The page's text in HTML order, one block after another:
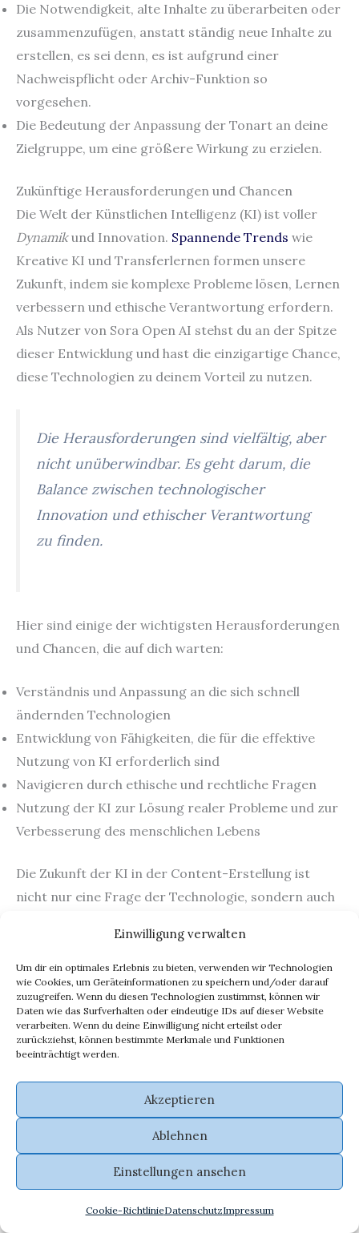
Einwilligung verwalten
Um dir ein optimales Erlebnis zu bieten, verwenden wir Technologien
wie Cookies, um Geräteinformationen zu speichern und/oder darauf
zuzugreifen. Wenn du diesen Technologien zustimmst, können wir
Daten wie das Surfverhalten oder eindeutige IDs auf dieser Website
verarbeiten. Wenn du deine Einwilligung nicht erteilst oder
zurückziehst, können bestimmte Merkmale und Funktionen
beeinträchtigt werden.
Akzeptieren
Ablehnen
Einstellungen ansehen
Cookie-RichtlinieDatenschutzImpressum
Die Notwendigkeit, alte Inhalte zu überarbeiten oder
zusammenzufügen, anstatt ständig neue Inhalte zu
erstellen, es sei denn, es ist aufgrund einer
Nachweispflicht oder Archiv-Funktion so
vorgesehen.
Die Bedeutung der Anpassung der Tonart an deine
Zielgruppe, um eine größere Wirkung zu erzielen.
Zukünftige Herausforderungen und Chancen
Die Welt der Künstlichen Intelligenz (KI) ist voller
Dynamikund Innovation. Spannende Trends wie
Kreative KI und Transferlernen formen unsere
Zukunft, indem sie komplexe Probleme lösen, Lernen
verbessern und ethische Verantwortung erfordern.
Als Nutzer von Sora Open AI stehst du an der Spitze
dieser Entwicklung und hast die einzigartige Chance,
diese Technologien zu deinem Vorteil zu nutzen.
Die Herausforderungen sind vielfältig, aber
nicht unüberwindbar. Es geht darum, die
Balance zwischen technologischer
Innovation und ethischer Verantwortung
zu finden.
Hier sind einige der wichtigsten Herausforderungen
und Chancen, die auf dich warten:
Verständnis und Anpassung an die sich schnell
ändernden Technologien
Entwicklung von Fähigkeiten, die für die effektive
Nutzung von KI erforderlich sind
Navigieren durch ethische und rechtliche Fragen
Nutzung der KI zur Lösung realer Probleme und zur
Verbesserung des menschlichen Lebens
Die Zukunft der KI in der Content-Erstellung ist
nicht nur eine Frage der Technologie, sondern auch
Möglichkeit, Teil dieser spannenden Reise zu sein
und die Landschaft der Videoerstellung
mitzugestalten.
Wie Sora Open AI die Landschaft der
Videoerstellung verändert
Revolution der Videoerstellung – Fallstudien und
Erfolgsbeispiele
Stell dir vor, du könntest einen Blick hinter die
Kulissen werfen und sehen, wie andere mit Sora